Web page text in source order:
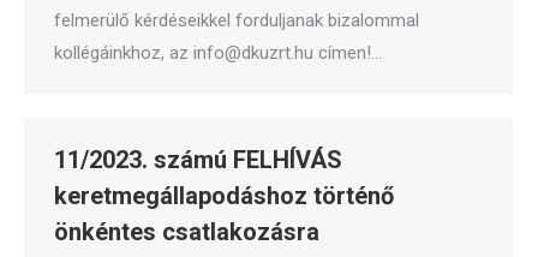
felmerülő kérdéseikkel forduljanak bizalommal
kollégáinkhoz, az info@dkuzrt.hu címen!…
11/2023. számú FELHÍVÁS
keretmegállapodáshoz történő
önkéntes csatlakozásra